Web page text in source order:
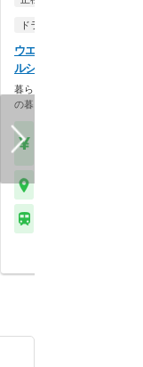
ドラッグストア（調剤併設
ウエルシア薬局株式会社
ルシア東海荒尾店
暮らしを支える仕事だから、
の暮らしも大切に。業…